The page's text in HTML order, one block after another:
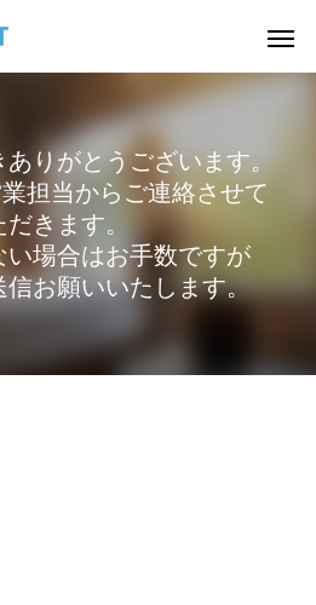
りがとうございます。
担当からご連絡させて
だきます。
い場合はお手数ですが
信お願いいたします。